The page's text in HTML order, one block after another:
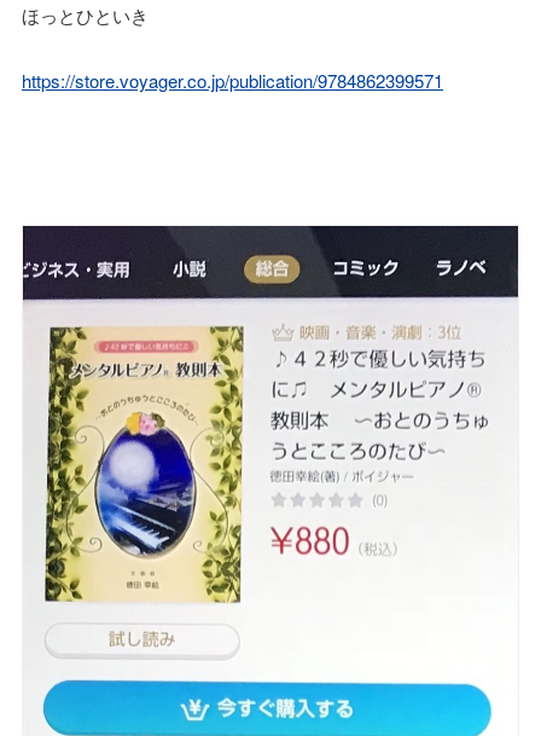
ほっとひといき
https://store.voyager.co.jp/publication/9784862399571